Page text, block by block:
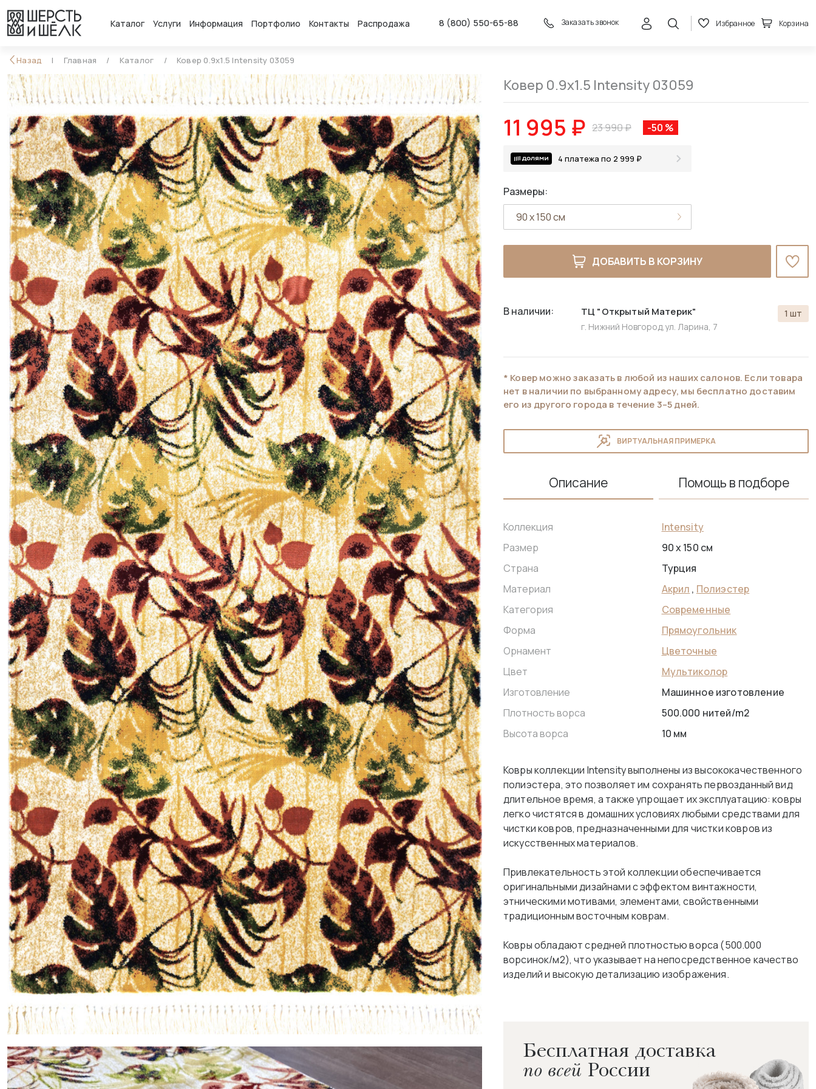
Каталог Услуги Информация Портфолио Контакты Распродажа 8 (800) 550-65-88 Заказать звонок Избранное Корзина
Назад Главная Каталог Ковер 0.9x1.5 Intensity 03059
Ковер 0.9x1.5 Intensity 03059
11 995 ₽ 23 990 ₽ -50 %
4 платежа по 2 999 ₽
Размеры:
ДОБАВИТЬ В КОРЗИНУ
В наличии: ТЦ "Открытый Материк"
г. Нижний Новгород,ул. Ларина, 7
1 шт
* Ковер можно заказать в любой из наших салонов. Если товара
нет в наличии по выбранному адресу, мы бесплатно доставим
его из другого города в течение 3–5 дней.
ВИРТУАЛЬНАЯ ПРИМЕРКА
Описание Помощь в подборе
Коллекция
Intensity
Размер
90 x 150 см
Страна
Турция
Материал
Акрил , Полиэстер
Категория
Современные
Форма
Прямоугольник
Орнамент
Цветочные
Цвет
Мультиколор
Изготовление
Машинное изготовление
Плотность ворса
500.000 нитей/m2
Высота ворса
10 мм
Ковры коллекции Intensity выполнены из высококачественного
полиэстера, это позволяет им сохранять первозданный вид
длительное время, а также упрощает их эксплуатацию: ковры
легко чистятся в домашних условиях любыми средствами для
чистки ковров, предназначенными для чистки ковров из
искусственных материалов.
Привлекательность этой коллекции обеспечивается
оригинальными дизайнами с эффектом винтажности,
этническими мотивами, элементами, свойственными
традиционным восточным коврам.
Ковры обладают средней плотностью ворса (500.000
ворсинок/м2), что указывает на непосредственное качество
изделий и высокую детализацию изображения.
Бесплатная доставка
по всей России